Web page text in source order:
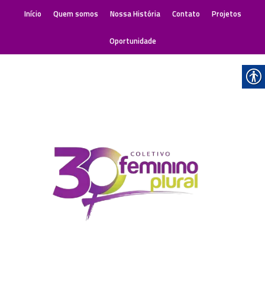
Início Quem somos Nossa História Contato Projetos
Oportunidade